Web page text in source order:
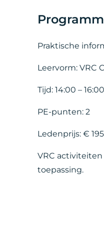
Praktische
Leervorm: VRC
Tijd: 14:00 – 16:00
PE-punten: 2
Ledenprijs: €
VRC
toepassing.